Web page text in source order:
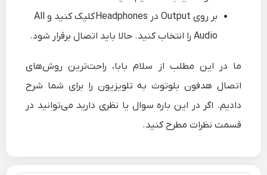
بر روی Outputدر Headphonesکلیک کنید و All
Audioرا انتخاب کنید. حالا باید اتصال برقرار شود.
ما در این مطلب از سلام‌ بابا، راحت‌ترین روش‌های
اتصال هدفون بلوتوث به تلویزیون را برای شما شرح
دادیم. اگر در این باره سوال یا نظری دارید می‌توانید در
قسمت نظرات مطرح کنید.